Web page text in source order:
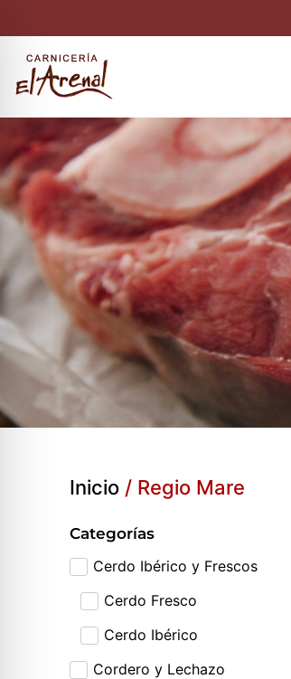
Inicio / Regio Mare
Categorías
Cerdo Ibérico y Frescos
Cerdo Fresco
Cerdo Ibérico
Cordero y Lechazo